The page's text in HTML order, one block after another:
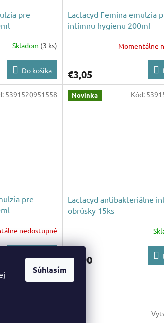
Súhlasím
pre
Skladom (3 ks)
Do košíka
Lactacyd Femina emulzia
intímnu hygienu 200ml
Momentálne
€3,05
pre
nedostupné
5391520951558 Novinka
Lactacyd antibakteriálne
obrúsky 15ks
€2,90
Kód: